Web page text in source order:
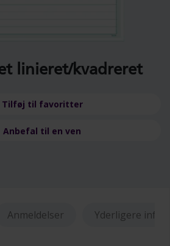
linieret/kvadreret
Tilføj til favoritter
Anbefal til en ven
Anmeldelser Yderligere info